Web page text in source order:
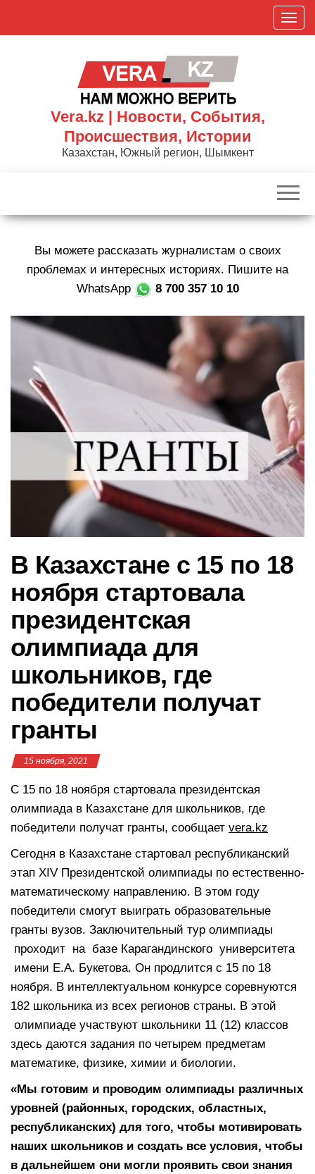
П
о
к
р
и
ю
Vera.kz | Новости, События,
Происшествия, Истории
Казахстан, Южный регион, Шымкент
Вы можете рассказать журналистам о своих
проблемах и интересных историях. Пишите на
WhatsApp
8 700 357 10 10
В Казахстане с 15 по 18
ноября стартовала
президентская
олимпиада для
школьников, где
победители получат
гранты
15 ноября, 2021
С 15 по 18 ноября стартовала президентская
олимпиада в Казахстане для школьников, где
победители получат гранты, сообщает vera.kz
Сегодня в Казахстане стартовал республиканский
этап ХІV Президентской олимпиады по естественно-
математическому направлению. В этом году
победители смогут выиграть образовательные
гранты вузов. Заключительный тур олимпиады
проходит на базе Карагандинского университета
имени Е.А. Букетова. Он продлится с 15 по 18
ноября. В интеллектуальном конкурсе соревнуются
182 школьника из всех регионов страны. В этой
олимпиаде участвуют школьники 11 (12) классов
здесь даются задания по четырем предметам
математике, физике, химии и биологии.
«Мы готовим и проводим олимпиады различных
уровней (районных, городских, областных,
республиканских) для того, чтобы мотивировать
наших школьников и создать все условия, чтобы
в дальнейшем они могли проявить свои знания